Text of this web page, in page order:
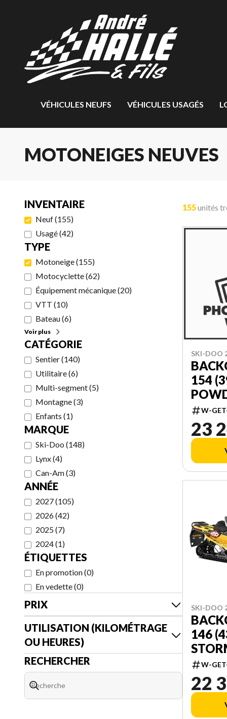
VÉHICULES NEUFS VÉHICULES USAGÉS
MOTONEIGES NEUVES
INVENTAIRE
Neuf(155)
Usagé(42)
TYPE
Motoneige(155)
Motocyclette(62)
Équipement mécanique(20)
VTT (10)
Bateau(6)
Voir plus
CATÉGORIE
Sentier(140)
Utilitaire(6)
Multi-segment(5)
Montagne(3)
Enfants (1)
MARQUE
Ski-Doo (148)
Lynx(4)
Can-Am(3)
ANNÉE
2027(105)
2026(42)
2025(7)
2024(1)
ÉTIQUETTES
En promotion(0)
En vedette(0)
PRIX
UTILISATION (KILOMÉTRAGE
OU HEURES)
RECHERCHER
155unités
SKI-DOO
154
W/W-
23
SKI-DOO
146
W-
22